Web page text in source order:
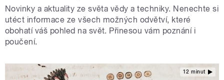
Novinky a aktuality ze světa vědy a techniky. Nenechte si
utéct informace ze všech možných odvětví, které
obohatí váš pohled na svět. Přinesou vám poznání i
poučení.
12 minut